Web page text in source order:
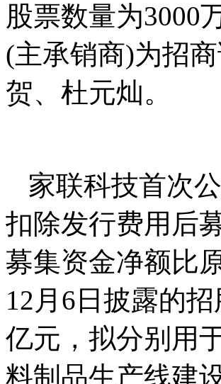
股票数量为3000
(主承销商)为招
贺、杜元灿。
家联科技首次
扣除发行费用后
募集资金净额比
12月6日披露的
亿元，拟分别用
料制品生产线建